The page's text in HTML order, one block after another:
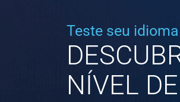
Teste seu idioma
NÍVEL